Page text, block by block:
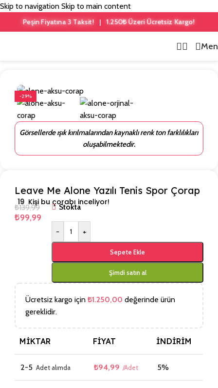
Skip to navigation Skip to main content
Peşin Fiyatına 3 Taksit! | 1.250₺ Üzeri Ücretsiz Kargo!
-29%
Görsellerde ışık kırılmalarından kaynaklı renk ton farklılıkları
oluşabilmektedir.
Leave Me Alone Yazılı Tenis Spor Çorap
19 Kişi bu çorabı inceliyor!
₺139,99
₺99,99
Stokta
- +
Sepete Ekle
Şimdi satın al
Ücretsiz kargo için ₺1.250,00 değerinde ürün
gereklidir.
MIKTAR FIYAT İNDIRIM
2-5 ₺94,99 5%